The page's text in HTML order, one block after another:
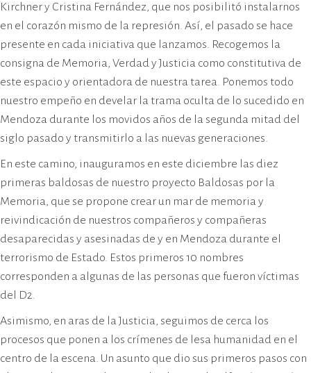
Kirchner y Cristina Fernández, que nos posibilitó instalarnos
en el corazón mismo de la represión. Así, el pasado se hace
presente en cada iniciativa que lanzamos. Recogemos la
consigna de Memoria, Verdad y Justicia como constitutiva de
este espacio y orientadora de nuestra tarea. Ponemos todo
nuestro empeño en develar la trama oculta de lo sucedido en
Mendoza durante los movidos años de la segunda mitad del
siglo pasado y transmitirlo a las nuevas generaciones.
En este camino, inauguramos en este diciembre las diez
primeras baldosas de nuestro proyecto Baldosas por la
Memoria, que se propone crear un mar de memoria y
reivindicación de nuestros compañeros y compañeras
desaparecidas y asesinadas de y en Mendoza durante el
terrorismo de Estado. Estos primeros 10 nombres
corresponden a algunas de las personas que fueron víctimas
del D2.
Asimismo, en aras de la Justicia, seguimos de cerca los
procesos que ponen a los crímenes de lesa humanidad en el
centro de la escena. Un asunto que dio sus primeros pasos con